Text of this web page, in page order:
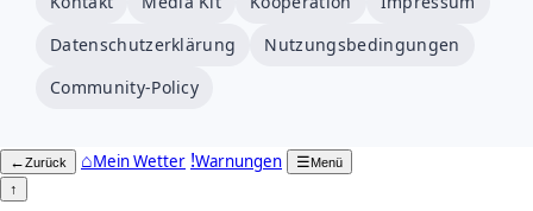
Datenschutzerklärung
Nutzungsbedingungen
Community-Policy
←Zurück ⌂Mein Wetter !Warnungen ☰Menü
↑